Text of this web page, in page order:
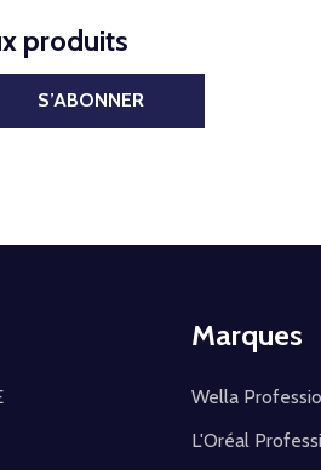
produits
S’ABONNER
Marques
Wella
L'Oréal